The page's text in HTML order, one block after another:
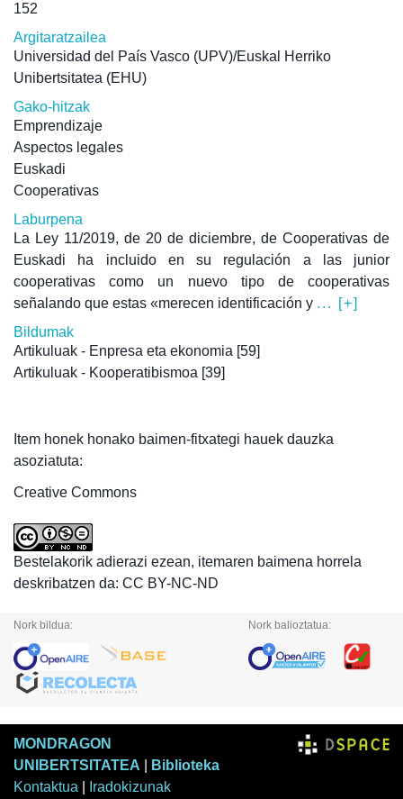
152
Argitaratzailea
Universidad del País Vasco (UPV)/Euskal Herriko
Unibertsitatea (EHU)
Gako-hitzak
Emprendizaje
Aspectos legales
Euskadi
Cooperativas
Laburpena
La Ley 11/2019, de 20 de diciembre, de Cooperativas de
Euskadi ha incluido en su regulación a las junior
cooperativas como un nuevo tipo de cooperativas
señalando que estas «merecen identificación y ... [+]
Bildumak
Artikuluak - Enpresa eta ekonomia [59]
Artikuluak - Kooperatibismoa [39]
Item honek honako baimen-fitxategi hauek dauzka
asoziatuta:
Creative Commons
Bestelakorik adierazi ezean, itemaren baimena horrela
deskribatzen da: CC BY-NC-ND
Nork bildua: Nork balioztatua:
MONDRAGON
UNIBERTSITATEA
Biblioteka
Kontaktua
Iradokizunak